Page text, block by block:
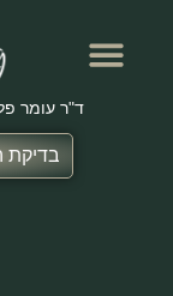
ד"ר עומר
בדיקת